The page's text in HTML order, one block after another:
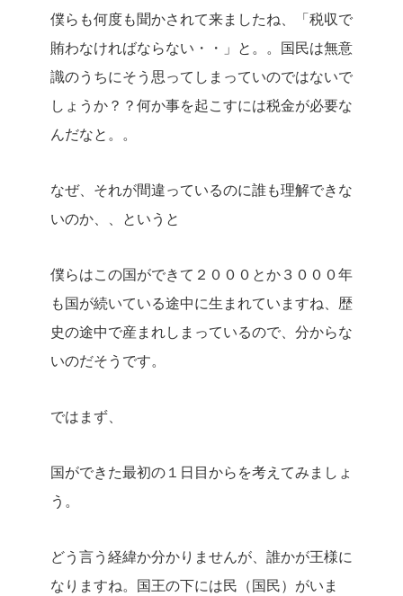
僕らも何度も聞かされて来ましたね、「税収で
賄わなければならない・・」と。。国民は無意
識のうちにそう思ってしまっていのではないで
しょうか？？何か事を起こすには税金が必要な
んだなと。。
なぜ、それが間違っているのに誰も理解できな
いのか、、というと
僕らはこの国ができて２０００とか３０００年
も国が続いている途中に生まれていますね、歴
史の途中で産まれしまっているので、分からな
いのだそうです。
ではまず、
国ができた最初の１日目からを考えてみましょ
う。
どう言う経緯か分かりませんが、誰かが王様に
なりますね。国王の下には民（国民）がいま